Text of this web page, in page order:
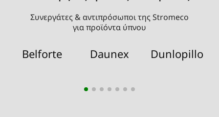
Συνεργάτες & αντιπρόσωποι της Stromeco
για προϊόντα ύπνου
Belforte Daunex Dunlopillo